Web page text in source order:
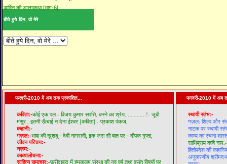
डार्विन की आत्मकथा [भाग-6],
बीते हुये दिन, वो मेरे ...
फरवरी-2010 में अब तक प्रकाशित...
कविता:-कोई एक पल - विजय कुमार सपत्ति, बनने का श्रेय..............!- जूबी
मंसूर , इतनी ऊँचाई न देना ईश्वर [कविता] - प्रकाश पंकज,
कहानी:-
गज़ल:-भाषा की खुशबू - देवी नागरानी, इक ज़रा सी बात पर - दीपक गुप्ता,
जीवन परिचय:-
नज़म:-
काव्यालोचना:-
साहित्य समाचार:-फ़रीदाबाद में हमकलम संस्था की नव वर्ष तथा वसंत विषयों पर
फरवरी-2010 में अब
स्थायी स्तंभ:-
गज़ल: शिल्प और
नाटक पर स्थायी
काव्य का रचना
साभिप्राय कवि
हितोपदेश की
अनुकरणीय